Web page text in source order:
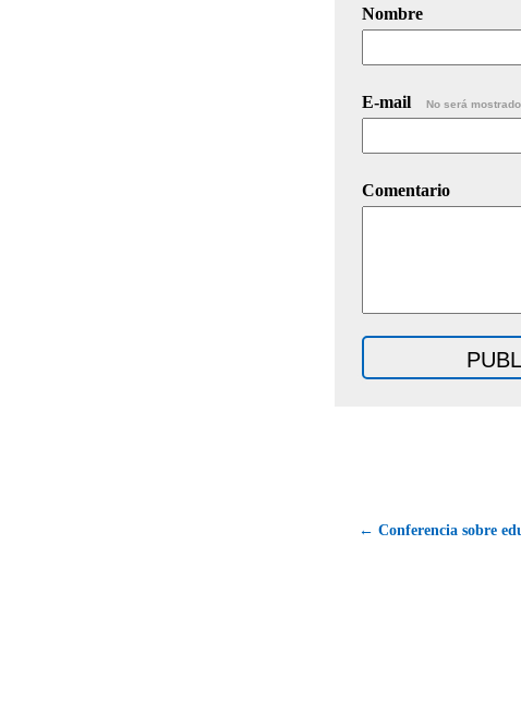
Nombre
E-mail No será mostrado.
Comentario
← Conferencia sobre